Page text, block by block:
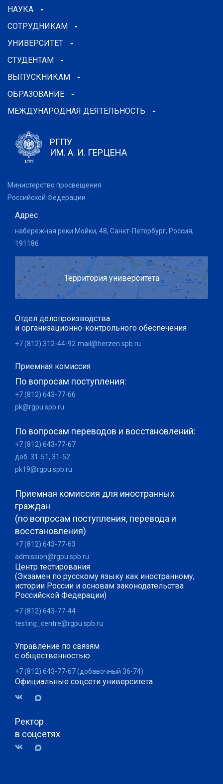
НАУКА
СОТРУДНИКАМ
УНИВЕРСИТЕТ
СТУДЕНТАМ
ВЫПУСКНИКАМ
ОБРАЗОВАНИЕ
МЕЖДУНАРОДНАЯ ДЕЯТЕЛЬНОСТЬ
РГПУ
ИМ. А. И. ГЕРЦЕНА
Министерство просвещения
Российской Федерации
Адрес
набережная реки Мойки, 48, Санкт-Петербург, Россия,
191186
Территория университета
Отдел делопроизводства
и организационно-контрольного обеспечения
+7 (812) 312-44-92 mail@herzen.spb.ru
Приемная комиссия
По вопросам поступления:
+7 (812) 643-77-66
pk@rgpu.spb.ru
По вопросам переводов и восстановлений:
+7 (812) 643-77-67
доб. 31-51, 31-52
pk19@rgpu.spb.ru
Приемная комиссия для иностранных
граждан
(по вопросам поступления, перевода и
восстановления)
+7 (812) 643-77-63
admission@rgpu.spb.ru
Центр тестирования
(Экзамен по русскому языку как иностранному,
истории России и основам законодательства
Российской Федерации)
+7 (812) 643-77-44
testing_centre@rgpu.spb.ru
Управление по связям
с общественностью
+7 (812) 643-77-67 (добавочный 36-74)
Официальные соцсети университета
Ректор
в соцсетях